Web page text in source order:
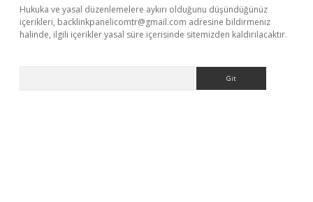
Hukuka ve yasal düzenlemelere aykırı olduğunu düşündüğünüz
içerikleri, backlinkpanelicomtr@gmail.com adresine bildirmeniz
halinde, ilgili içerikler yasal süre içerisinde sitemizden kaldırılacaktır.